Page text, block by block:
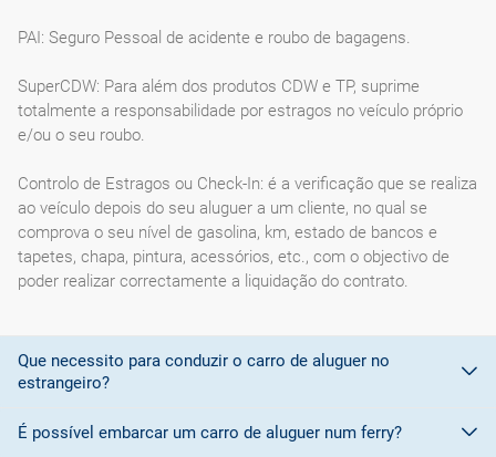
PAI: Seguro Pessoal de acidente e roubo de bagagens.
SuperCDW: Para além dos produtos CDW e TP, suprime
totalmente a responsabilidade por estragos no veículo próprio
e/ou o seu roubo.
Controlo de Estragos ou Check-In: é a verificação que se realiza
ao veículo depois do seu aluguer a um cliente, no qual se
comprova o seu nível de gasolina, km, estado de bancos e
tapetes, chapa, pintura, acessórios, etc., com o objectivo de
poder realizar correctamente a liquidação do contrato.
Que necessito para conduzir o carro de aluguer no
estrangeiro?
Para conduzir em países membros daUnião Europeia é
É possível embarcar um carro de aluguer num ferry?